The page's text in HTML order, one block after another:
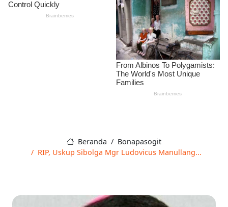
Beranda
Bonapasogit
RIP, Uskup Sibolga Mgr Ludovicus Manullang...